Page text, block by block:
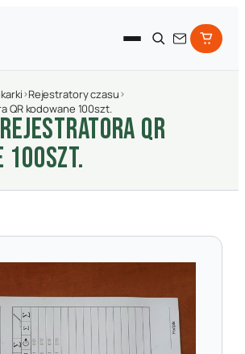
›Rejestratory czasu›
QR kodowane 100szt.
QR
100SZT.